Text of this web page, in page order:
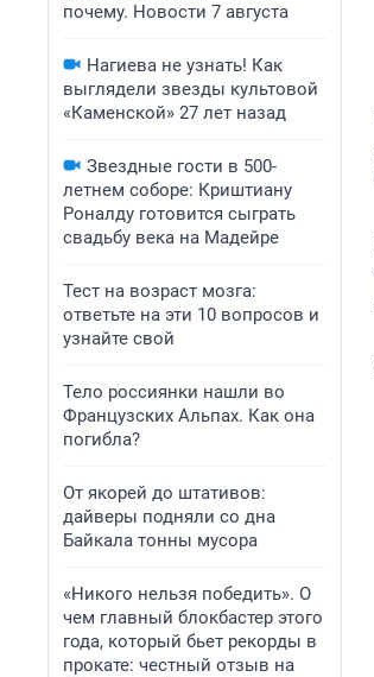
почему. Новости 7 августа
Нагиева не узнать! Как
выглядели звезды культовой
«Каменской» 27 лет назад
Звездные гости в 500-
летнем соборе: Криштиану
Роналду готовится сыграть
свадьбу века на Мадейре
Тест на возраст мозга:
ответьте на эти 10 вопросов и
узнайте свой
Тело россиянки нашли во
Французских Альпах. Как она
погибла?
От якорей до штативов:
дайверы подняли со дна
Байкала тонны мусора
«Никого нельзя победить». О
чем главный блокбастер этого
года, который бьет рекорды в
прокате: честный отзыв на